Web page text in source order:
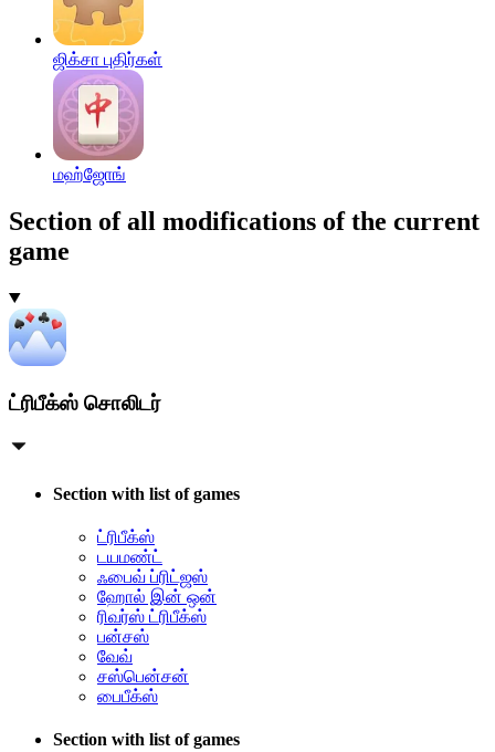
ஜிக்சா புதிர்கள்
மஹ்ஜோங்
Section of all modifications of the current
game
ட்ரிபீக்ஸ் சொலிடர்
Section with list of games
ட்ரிபீக்ஸ்
டயமண்ட்
ஃபைவ் ப்ரிட்ஜஸ்
ஹோல் இன் ஒன்
ரிவர்ஸ் ட்ரிபீக்ஸ்
பன்சஸ்
வேவ்
சஸ்பென்சன்
பைபீக்ஸ்
Section with list of games